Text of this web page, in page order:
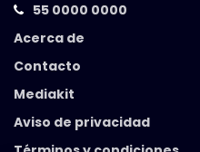
55 0000 0000
Acerca de
Contacto
Mediakit
Aviso de privacidad